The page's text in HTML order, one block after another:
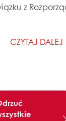
z
CZYTAJ DALEJ